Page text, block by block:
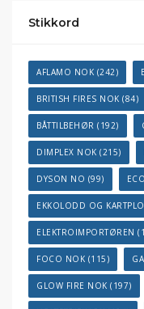
Stikkord
AFLAMO NOK (242)
BRITISH FIRES NOK (84)
BÅTTILBEHØR (192)
DIMPLEX NOK (215)
DYSON NO (99)
EKKOLODD OG
ELEKTROIMPORTØREN
FOCO NOK (115)
GLOW FIRE NOK (197)